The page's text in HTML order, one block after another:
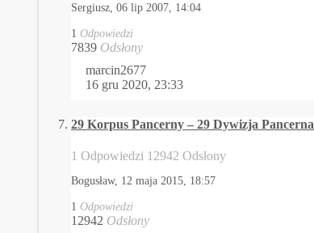
Sergiusz, 06 lip 2007, 14:04
1 Odpowiedzi
7839 Odsłony
marcin2677
16 gru 2020, 23:33
29 Korpus Pancerny – 29 Dywizja Pancerna
1 Odpowiedzi 12942 Odsłony
Bogusław, 12 maja 2015, 18:57
1 Odpowiedzi
12942 Odsłony